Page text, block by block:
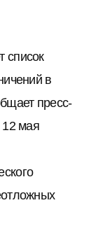
список
в
пресс-
мая